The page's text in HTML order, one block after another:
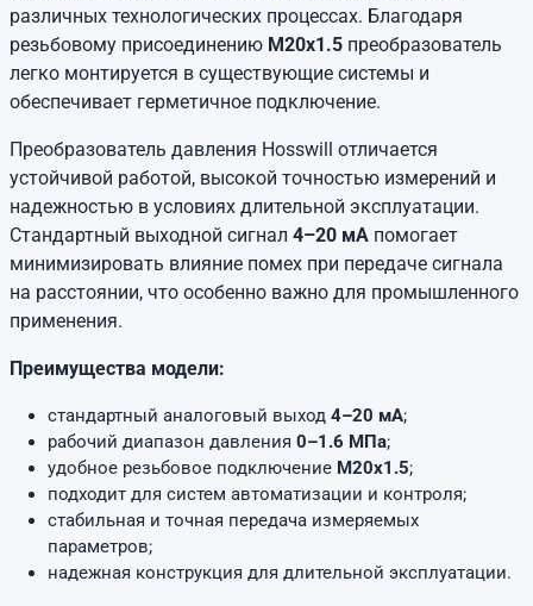
различных технологических процессах. Благодаря
резьбовому присоединению M20x1.5 преобразователь
легко монтируется в существующие системы и
обеспечивает герметичное подключение.
Преобразователь давления Hosswill отличается
устойчивой работой, высокой точностью измерений и
надежностью в условиях длительной эксплуатации.
Стандартный выходной сигнал 4–20 мА помогает
минимизировать влияние помех при передаче сигнала
на расстоянии, что особенно важно для промышленного
применения.
Преимущества модели:
стандартный аналоговый выход 4–20 мА;
рабочий диапазон давления 0–1.6 МПа;
удобное резьбовое подключение M20x1.5;
подходит для систем автоматизации и контроля;
стабильная и точная передача измеряемых
параметров;
надежная конструкция для длительной эксплуатации.